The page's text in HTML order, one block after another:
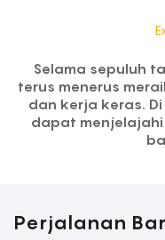
Selama sepuluh
terus menerus
dan kerja keras.
dapat
Perjalanan